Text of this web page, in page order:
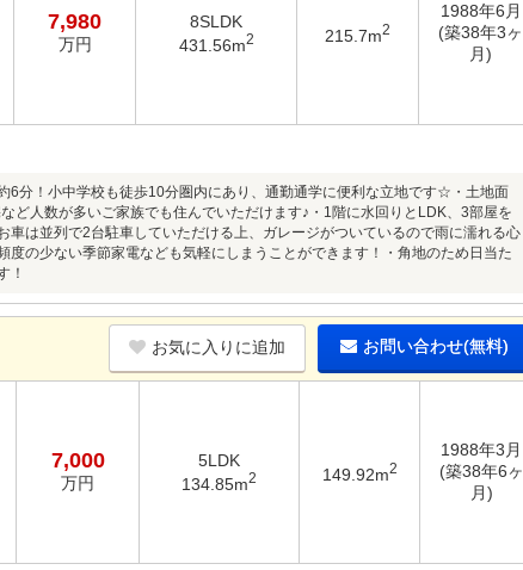
7,980
万円
8SLDK
431.56m2 215.7m2
1988年6月
(築38年3ヶ
月)
6分！小中学校も徒歩10分圏内にあり、通勤通学に便利な立地です☆・土地面
ど人数が多いご家族でも住んでいただけます♪・1階に水回りとLDK、3部屋を
は並列で2台駐車していただける上、ガレージがついているので雨に濡れる心
の少ない季節家電なども気軽にしまうことができます！・角地のため日当た
！
お気に入りに追加 お問い合わせ(無料)
7,000
万円
5LDK
134.85m2 149.92m2
1988年3月
(築38年6ヶ
月)